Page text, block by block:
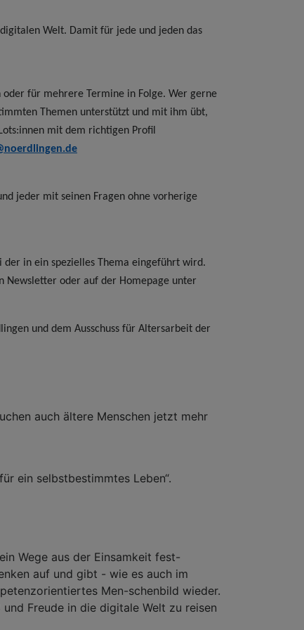
Welt. Damit für jede und jeden das
für mehrere Termine in Folge. Wer gerne
Themen unterstützt und mit ihm übt,
mit dem richtigen Profil
jeder mit seinen Fragen ohne vorherige
der in ein spezielles Thema eingeführt wird.
Newsletter oder auf der Homepage unter
und dem Ausschuss für Altersarbeit der
auch ältere Menschen jetzt mehr
ein selbstbestimmtes Leben“.
Wege aus der Einsamkeit fest-
auf und gibt - wie es auch im
Men-schenbild wieder.
Freude in die digitale Welt zu reisen